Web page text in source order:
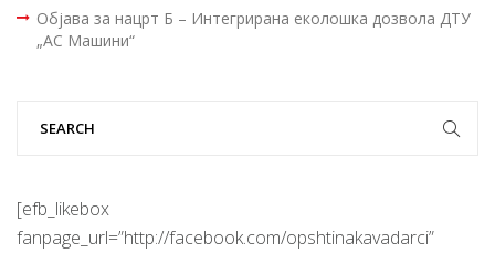
Објава за нацрт Б – Интегрирана еколошка дозвола ДТУ
„АС Машини“
[efb_likebox
fanpage_url=”http://facebook.com/opshtinakavadarci”